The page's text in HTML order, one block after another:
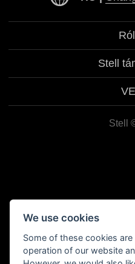
Stell
Stell
We use cookies
Some of these cookies
operation of our website